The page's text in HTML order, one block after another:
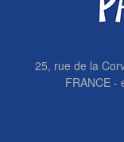
25, rue de la
FRANCE -